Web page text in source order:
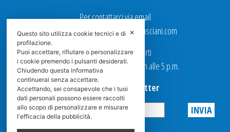
Per contattarci via email
Ufficio Vendite: italy.sales@spasciani.com
I nostri uffici sono aperti
dal Lunedi al Venerdi dalle 9 a.m alle 5 p.m.
Iscriviti alla Newsletter
Privacy
✕
Questo sito utilizza cookie tecnici e di
profilazione.
Puoi accettare, rifiutare o personalizzare
i cookie premendo i pulsanti desiderati.
Chiudendo questa informativa
continuerai senza accettare.
Accettando, sei consapevole che i tuoi
dati personali possono essere raccolti
allo scopo di personalizzare e misurare
l'efficacia della pubblicità.